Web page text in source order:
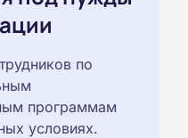
по
программам
условиях.